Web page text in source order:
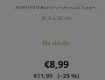
AMBITION Porto servírovací tanier,
31,5 x 20 cm
Na sklade
€8,99
€11,99 (–25 %)